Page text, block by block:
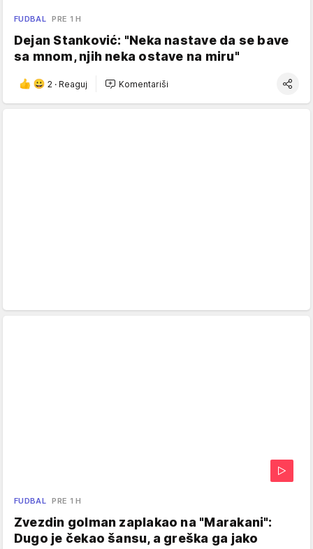
FUDBAL PRE 1 H
Dejan Stanković: "Neka nastave da se bave
sa mnom, njih neka ostave na miru"
2 · Reaguj Komentariši
FUDBAL PRE 1 H
Zvezdin golman zaplakao na "Marakani":
Dugo je čekao šansu, a greška ga jako